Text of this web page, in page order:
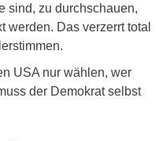
sind, zu durchschauen,
werden. Das verzerrt total
USA nur wählen, wer
der Demokrat selbst